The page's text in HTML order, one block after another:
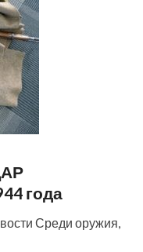
года
Среди оружия,